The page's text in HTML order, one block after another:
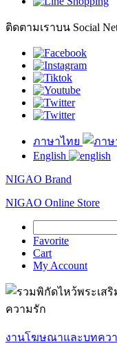
ติดตามเราบน Social
ภาษาไทย
English
NIGAO Brand
NIGAO Online Store
Favorite
Cart
My Account
งานโฆษณาและบทคว